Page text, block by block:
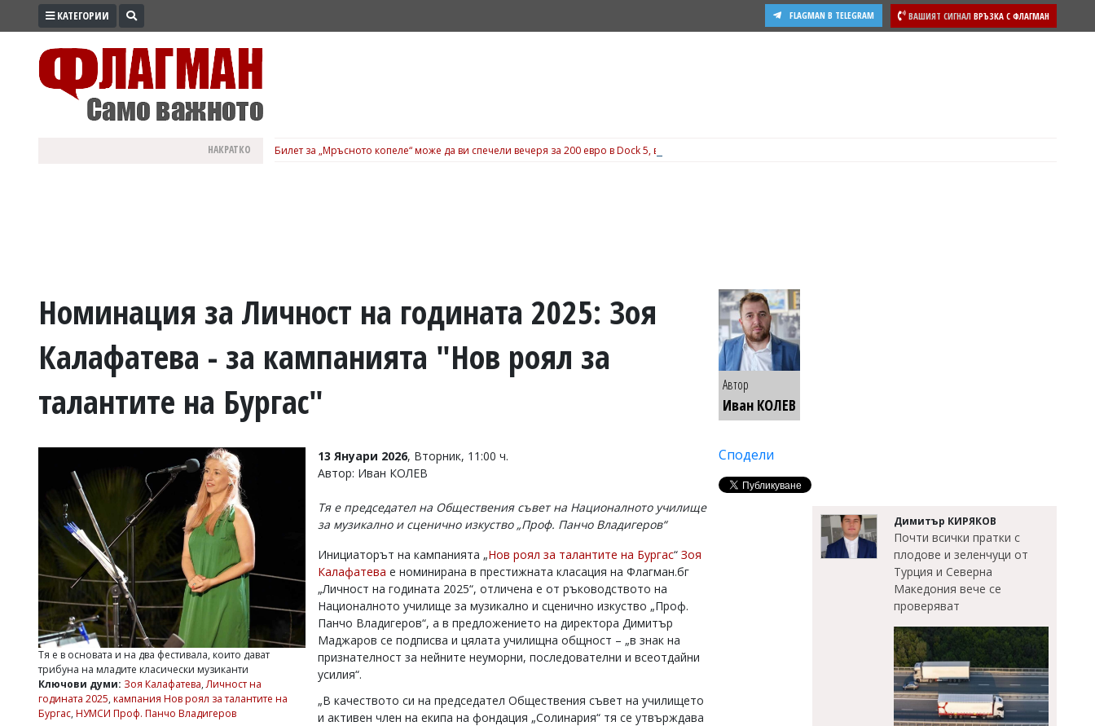
ПРОМО
ВОЙНАТА
УКРАЙНА
СПОРТ
РАЗСЛЕДВАНЕ
БИЗНЕС
Управители:
Веселин
v.vasilev@flagman.bg
Касабова,
k.kassabova@flagman.bg
Главен
редактор:
office@flagman.bg
КАТЕГОРИИ ВАШИЯТ СИГНАЛ ВРЪЗКА С ФЛАГМАН
FLAGMAN В TELEGRAM
НАКРАТКО Билет за „Мръсното копеле“ може да ви спечели вечеря за 200 евро в Dock 5, вижте подробности
Номинация за Личност на годината 2025: Зоя
Калафатева - за кампанията "Нов роял за
талантите на Бургас"
Тя е в основата и на два фестивала, които дават
трибуна на младите класически музиканти
Ключови думи: Зоя Калафатева,Личност на
годината 2025, кампания Нов роял за талантите на
Бургас, НУМСИ Проф. Панчо Владигеров
13 Януари 2026, Вторник, 11:00 ч.
Автор: Иван КОЛЕВ
Тя е председател на Обществения съвет на Националното училище
за музикално и сценично изкуство „Проф. Панчо Владигеров“
Инициаторът на кампанията „Нов роял за талантите на Бургас“ Зоя
Калафатева е номинирана в престижната класация на Флагман.бг
„Личност на годината 2025“, отличена е от ръководството на
Националното училище за музикално и сценично изкуство „Проф.
Панчо Владигеров“, а в предложението на директора Димитър
Маджаров се подписва и цялата училищна общност – „в знак на
признателност за нейните неуморни, последователни и всеотдайни
усилия“.
„В качеството си на председател Обществения съвет на училището
и активен член на екипа на фондация „Солинария“ тя се утвърждава
Автор
Иван КОЛЕВ
Сподели
Димитър КИРЯКОВ
Почти всички пратки с
плодове и зеленчуци от
Турция и Северна
Македония вече се
проверяват